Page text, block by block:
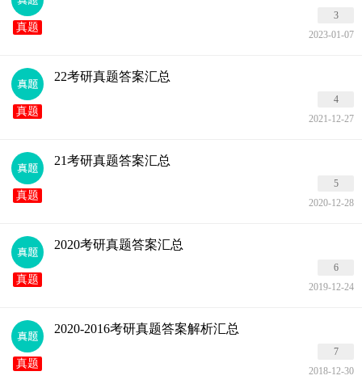
真题
3
2023-01-07
真题
22考研真题答案汇总
4
2021-12-27
真题
21考研真题答案汇总
5
2020-12-28
真题
2020考研真题答案汇总
6
2019-12-24
真题
2020-2016考研真题答案解析汇总
7
2018-12-30